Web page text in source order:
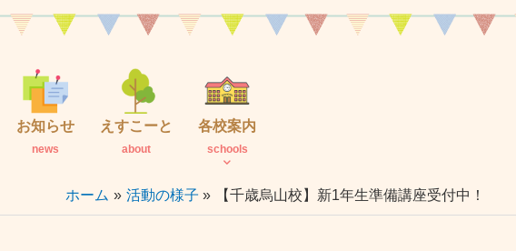
内
お知らせ
news
えすこーと
about
各校案内
schools
ホーム 活動の様子 【千歳烏山校】新1年生準備講座受付中！